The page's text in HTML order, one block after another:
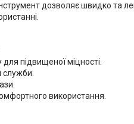
дозволяє швидко та
підвищеної міцності.
служби.
використання.